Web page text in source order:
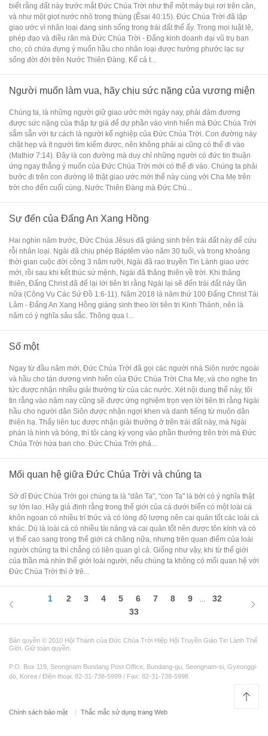
biết rằng đất này trước mắt Đức Chúa Trời như thể một mảy bụi rơi trên cân,
và như một giọt nước nhỏ trong thùng (Êsai 40:15). Đức Chúa Trời đã lập
giao ước vì nhân loại đang sinh sống trong trái đất thể ấy. Trong mọi luật lệ,
phép đạo và điều răn mà Đức Chúa Trời - Đấng kinh doanh đại vũ trụ ban
cho, có chứa đựng ý muốn hầu cho nhân loại được hưởng phước lạc sự
sống đời đời trên Nước Thiên Đàng. Kể cả t...
Người muốn làm vua, hãy chịu sức nặng của vương miện
Chúng ta, là những người giữ giao ước mới ngày nay, phải đảm đương
được sức nặng của thập tự giá để dự phần vào vinh hiển mà Đức Chúa Trời
sắm sẵn với tư cách là người kế nghiệp của Đức Chúa Trời. Con đường này
chật hẹp và ít người tìm kiếm được, nên không phải ai cũng có thể đi vào
(Mathiơ 7:14). Đây là con đường mà duy chỉ những người có đức tin thuận
ứng ngay thẳng ý muốn của Đức Chúa Trời mới có thể đi vào. Chúng ta phải
bước đi trên con đường lẽ thật giao ước mới thể này cùng với Cha Mẹ trên
trời cho đến cuối cùng. Nước Thiên Đàng mà Đức Chú...
Sự đến của Đấng An Xang Hồng
Hai nghìn năm trước, Đức Chúa Jêsus đã giáng sinh trên trái đất này để cứu
rỗi nhân loại. Ngài đã chịu phép Báptêm vào năm 30 tuổi, và trong khoảng
thời gian cuộc đời công 3 năm rưỡi, Ngài đã rao truyền Tin Lành giao ước
mới, rồi sau khi kết thúc sứ mệnh, Ngài đã thăng thiên về trời. Khi thăng
thiên, Đấng Christ đã để lại lời tiên tri rằng Ngài lại sẽ đến trái đất này lần
nữa (Công Vụ Các Sứ Đồ 1:6-11). Năm 2018 là năm thứ 100 Đấng Christ Tái
Lâm - Đấng An Xang Hồng giáng sinh theo lời tiên tri Kinh Thánh, nên là
năm có ý nghĩa sâu sắc. Thông qua l...
Số một
Ngay từ đầu năm mới, Đức Chúa Trời đã gọi các người nhà Siôn nước ngoài
và hầu cho tán dương vinh hiển của Đức Chúa Trời Cha Mẹ, và cho nghe tin
tức được nhận nhiều giải thưởng từ của các nước. Xét nội dung thể này, tôi
tin rằng vào năm nay cũng sẽ được ứng nghiệm trọn vẹn lời tiên tri rằng Ngài
hầu cho người dân Siôn được nhận ngợi khen và danh tiếng từ muôn dân
thiên hạ. Thấy liên tục được nhận giải thưởng ở trên trái đất này, mà Ngài
phán là hình và bóng, thì tôi càng kỳ vọng vào phần thưởng trên trời mà Đức
Chúa Trời hứa ban cho. Đức Chúa Trời phá...
Mối quan hệ giữa Đức Chúa Trời và chúng ta
Sở dĩ Đức Chúa Trời gọi chúng ta là "dân Ta", "con Ta" là bởi có ý nghĩa thật
sự lớn lao. Hãy giả định rằng trong thế giới của cá dưới biển có một loài cá
khôn ngoan có nhiều trí thức và có lòng độ lượng nên cai quản tốt các loài cá
khác. Dù là loài cá có nhiều tài năng và cai quản tốt nên được tôn kính và có
vị thế cao sang trong thế giới cá chăng nữa, nhưng trên quan điểm của loài
người chúng ta thì chẳng có liên quan gì cả. Giống như vậy, khi từ thế giới
của thần mà nhìn thế giới loài người, nếu chúng ta không có mối quan hệ với
Đức Chúa Trời thì ở trê...
1 2 3 4 5 6 7 8 9
32
33
Bản quyền © 2010 Hội Thánh của Đức Chúa Trời Hiệp Hội Truyền Giáo Tin Lành Thế
Giới. Giữ toàn quyền.
P.O. Box 119, Seongnam Bundang Post Office, Bundang-gu, Seongnam-si, Gyeonggi-
do, Korea / Điện thoại: 82-31-738-5999 / Fax: 82-31-738-5998
Chính sách bảo mật Thắc mắc sử dụng trang Web